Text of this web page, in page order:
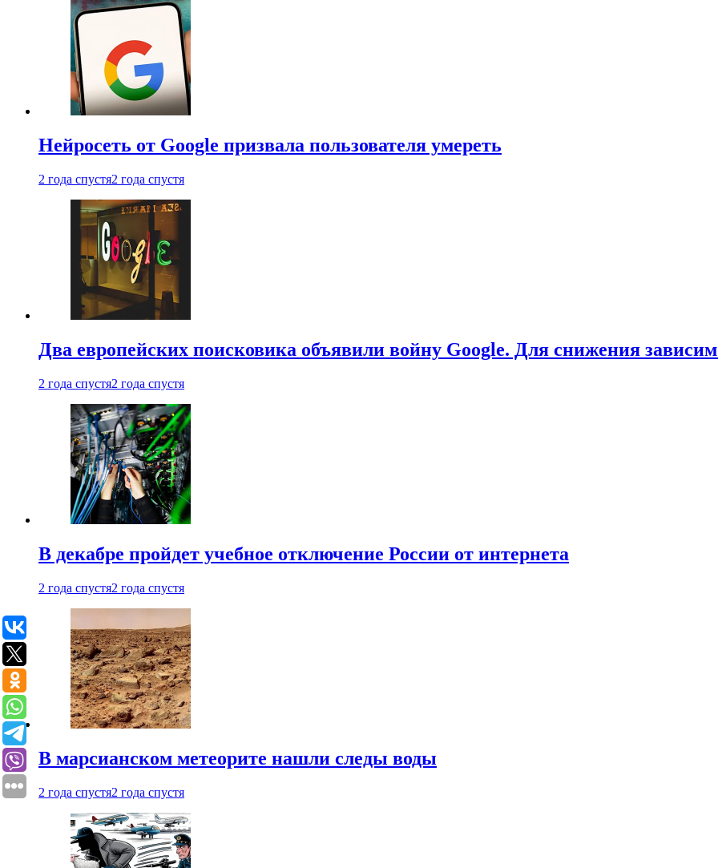
Нейросеть от Google призвала пользователя умереть
2 года спустя2 года спустя
Два европейских поисковика объявили войну Google. Для снижения
2 года спустя2 года спустя
В декабре пройдет учебное отключение России от интернета
2 года спустя2 года спустя
В марсианском метеорите нашли следы воды
2 года спустя2 года спустя